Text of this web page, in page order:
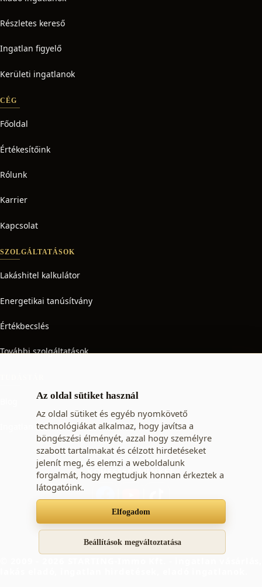
Az oldal sütiket használ
Az oldal sütiket és egyéb nyomkövető
technológiákat alkalmaz, hogy javítsa a
böngészési élményét, azzal hogy személyre
szabott tartalmakat és célzott hirdetéseket
jelenít meg, és elemzi a weboldalunk
forgalmát, hogy megtudjuk honnan érkeztek a
látogatóink.
Elfogadom
Beállítások megváltoztatása
Részletes kereső
Ingatlan figyelő
Kerületi ingatlanok
CÉG
Főoldal
Értékesítőink
Rólunk
Karrier
Kapcsolat
SZOLGÁLTATÁSOK
Lakáshitel kalkulátor
Energetikai tanúsítvány
Értékbecslés
További szolgáltatások
Ingatlan adó
KÖVESSEN MINKET
Süti beállításokAdatkezelési tájékoztató